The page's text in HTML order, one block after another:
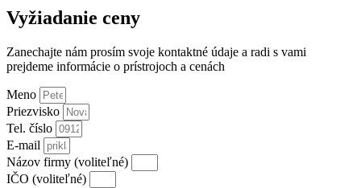
Vyžiadanie ceny
Zanechajte nám prosím svoje kontaktné údaje a radi s vami
prejdeme informácie o prístrojoch a cenách
Meno
Priezvisko
Tel. číslo
E-mail
Názov firmy (voliteľné)
IČO (voliteľné)